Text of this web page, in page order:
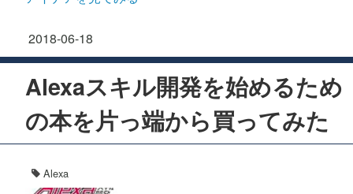
2018-06-18
Alexaスキル開発を始めるため
の本を片っ端から買ってみた
Alexa